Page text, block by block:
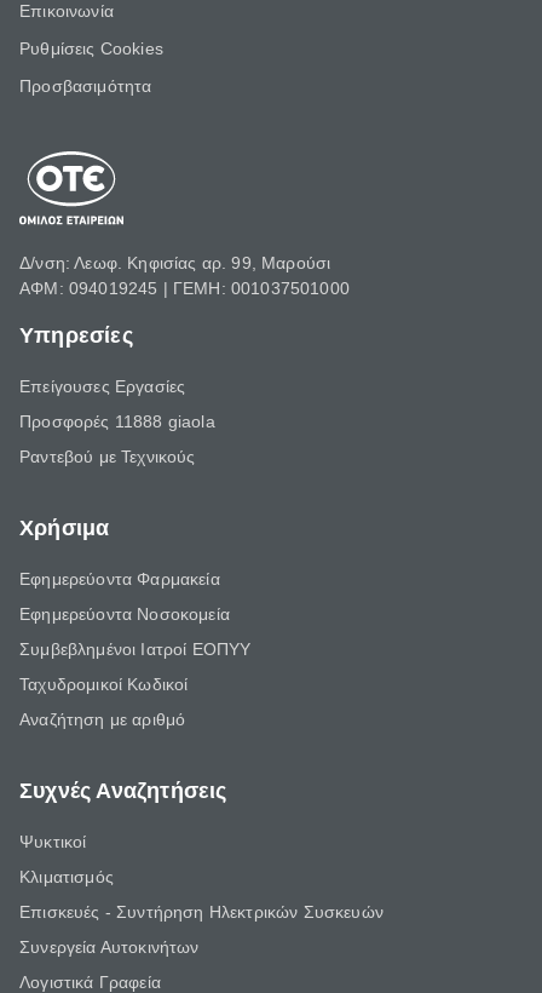
Επικοινωνία
Ρυθμίσεις Cookies
Προσβασιμότητα
Δ/νση: Λεωφ. Κηφισίας αρ. 99, Μαρούσι
ΑΦΜ: 094019245 | ΓΕΜΗ: 001037501000
Υπηρεσίες
Επείγουσες Εργασίες
Προσφορές 11888 giaola
Ραντεβού με Τεχνικούς
Χρήσιμα
Εφημερεύοντα Φαρμακεία
Εφημερεύοντα Νοσοκομεία
Συμβεβλημένοι Ιατροί ΕΟΠΥΥ
Ταχυδρομικοί Κωδικοί
Αναζήτηση με αριθμό
Συχνές Αναζητήσεις
Ψυκτικοί
Κλιματισμός
Επισκευές - Συντήρηση Ηλεκτρικών Συσκευών
Συνεργεία Αυτοκινήτων
Λογιστικά Γραφεία